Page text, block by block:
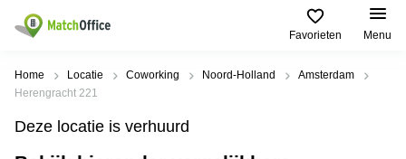
Favorieten Menu
Huren / Verhuren
Productpagina's
Populaire
Steden
Populaire
zoekopdrachten
Help
Home Locatie Coworking Noord-Holland
Amsterdam
Herengracht 221
Deze locatie is verhuurd